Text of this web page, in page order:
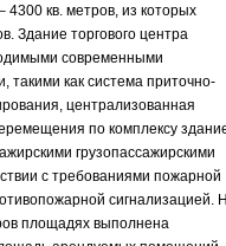
4300 кв. метров, из которых
Здание торгового центра
современными
такими как система приточно-
централизованная
по комплексу
грузопассажирскими
с требованиями пожарной
сигнализацией.
площадях выполнена